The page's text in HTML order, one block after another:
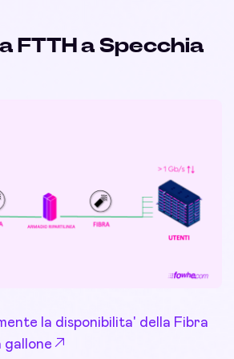
FTTH a Specchia
la disponibilita' della Fibra
gallone